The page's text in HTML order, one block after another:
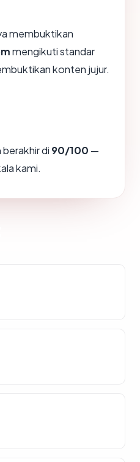
membuktikan
mengikuti standar
konten jujur.
di 90/100 —
kami.